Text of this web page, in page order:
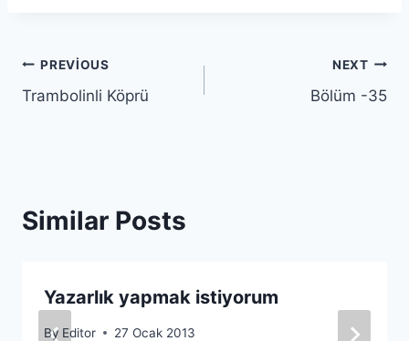
Yazı
gezinmesi
PREVIOUS
Trambolinli Köprü
NEXT
Bölüm -35
Similar Posts
Yazarlık yapmak istiyorum
By Editor 27 Ocak 2013